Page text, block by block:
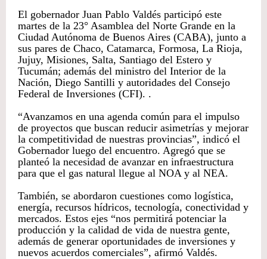
El gobernador Juan Pablo Valdés participó este
martes de la 23° Asamblea del Norte Grande en la
Ciudad Autónoma de Buenos Aires (CABA), junto a
sus pares de Chaco, Catamarca, Formosa, La Rioja,
Jujuy, Misiones, Salta, Santiago del Estero y
Tucumán; además del ministro del Interior de la
Nación, Diego Santilli y autoridades del Consejo
Federal de Inversiones (CFI). .
“Avanzamos en una agenda común para el impulso
de proyectos que buscan reducir asimetrías y mejorar
la competitividad de nuestras provincias”, indicó el
Gobernador luego del encuentro. Agregó que se
planteó la necesidad de avanzar en infraestructura
para que el gas natural llegue al NOA y al NEA.
También, se abordaron cuestiones como logística,
energía, recursos hídricos, tecnología, conectividad y
mercados. Estos ejes “nos permitirá potenciar la
producción y la calidad de vida de nuestra gente,
además de generar oportunidades de inversiones y
nuevos acuerdos comerciales”, afirmó Valdés.